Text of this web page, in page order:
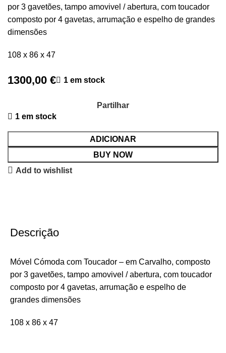
por 3 gavetões, tampo amovivel / abertura, com toucador
composto por 4 gavetas, arrumação e espelho de grandes
dimensões
108 x 86 x 47
1300,00 € 1 em stock
Partilhar
1 em stock
ADICIONAR
BUY NOW
Add to wishlist
Descrição
Móvel Cómoda com Toucador – em Carvalho, composto
por 3 gavetões, tampo amovivel / abertura, com toucador
composto por 4 gavetas, arrumação e espelho de
grandes dimensões
108 x 86 x 47